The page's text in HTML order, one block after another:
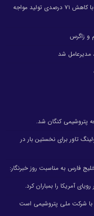
پتروشیمی اروند پس از اختلالات ناشی از جنگ، با کاهش ۷۱ درصدی تولید مواجه
و زاگرس
مدیرعامل شد
پتروشیمی کنگان شد.
تاور برای نخستین بار در
فارس به مناسبت روز خبرنگار:
آمریکا را بمباران کرد.
با شرکت ملی پتروشیمی است